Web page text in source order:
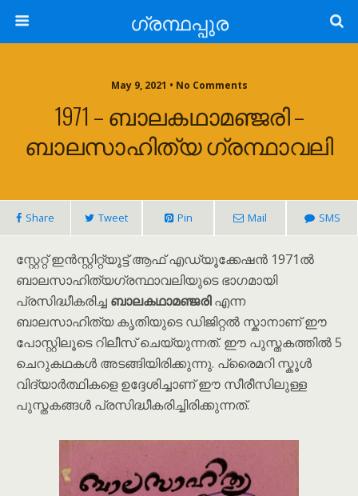
ഗ്രന്ഥപ്പുര
May 9, 2021 • No Comments
1971 – ബാലകഥാമഞ്ജരി –
ബാലസാഹിത്യ ഗ്രന്ഥാവലി
Share Tweet Pin Mail SMS
സ്റ്റേറ്റ് ഇൻസ്റ്റിറ്റ്യൂട്ട് ആഫ് എഡ്യൂക്കേഷൻ 1971ൽ
ബാലസാഹിത്യഗ്രന്ഥാവലിയുടെ ഭാഗമായി
പ്രസിദ്ധീകരിച്ച ബാലകഥാമഞ്ജരിഎന്ന
ബാലസാഹിത്യ കൃതിയുടെ ഡിജിറ്റൽ സ്കാനാണ് ഈ
പോസ്റ്റിലൂടെ റിലീസ് ചെയ്യുന്നത്. ഈ പുസ്തകത്തിൽ 5
ചെറുകഥകൾ അടങ്ങിയിരിക്കുന്നു. പ്രൈമറി സ്കൂൾ
വിദ്യാർത്ഥികളെ ഉദ്ദേശിച്ചാണ് ഈ സീരീസിലുള്ള
പുസ്തകങ്ങൾ പ്രസിദ്ധീകരിച്ചിരിക്കുന്നത്.